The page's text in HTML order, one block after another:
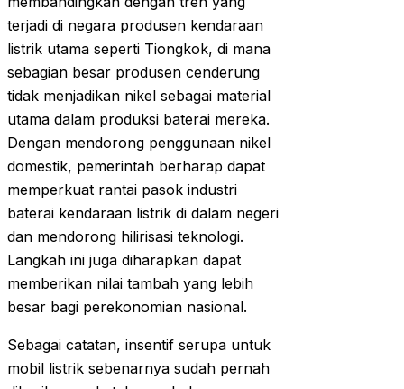
terjadi di negara produsen kendaraan
listrik utama seperti Tiongkok, di mana
sebagian besar produsen cenderung
tidak menjadikan nikel sebagai material
utama dalam produksi baterai mereka.
Dengan mendorong penggunaan nikel
domestik, pemerintah berharap dapat
memperkuat rantai pasok industri
baterai kendaraan listrik di dalam negeri
dan mendorong hilirisasi teknologi.
Langkah ini juga diharapkan dapat
memberikan nilai tambah yang lebih
besar bagi perekonomian nasional.
Sebagai catatan, insentif serupa untuk
mobil listrik sebenarnya sudah pernah